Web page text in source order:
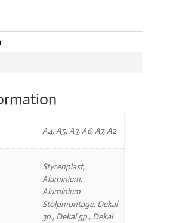
A4, A5, A3, A6, A7, A2
Styrenplast,
Aluminium,
Aluminium
Stolpmontage, Dekal
3p., Dekal 5p., Dekal